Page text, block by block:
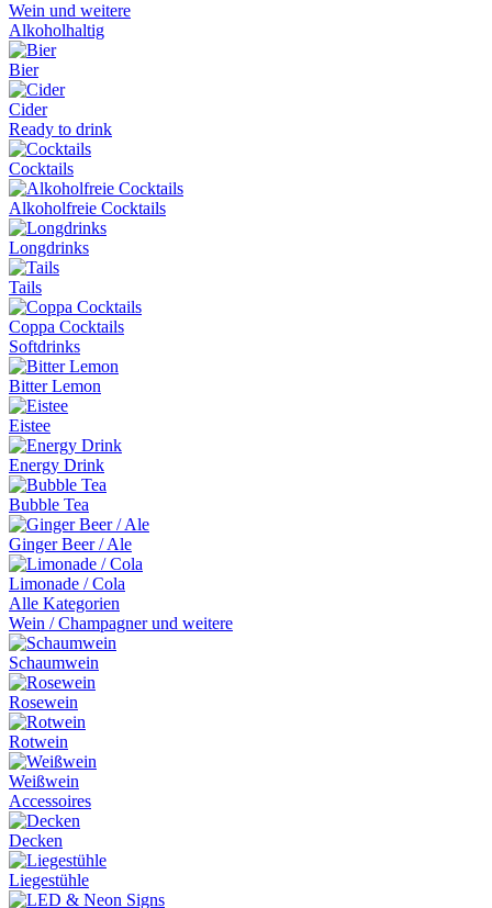
Wein und weitere
Alkoholhaltig
Bier
Cider
Ready to drink
Cocktails
Alkoholfreie Cocktails
Longdrinks
Tails
Coppa Cocktails
Softdrinks
Bitter Lemon
Eistee
Energy Drink
Bubble Tea
Ginger Beer / Ale
Limonade / Cola
Alle Kategorien
Wein / Champagner und weitere
Schaumwein
Rosewein
Rotwein
Weißwein
Accessoires
Decken
Liegestühle